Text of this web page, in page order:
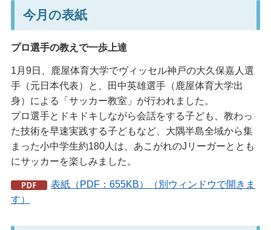
今月の表紙
プロ選手の教えで一歩上達
1月9日、鹿屋体育大学でヴィッセル神戸の大久保嘉人選
手（元日本代表）と、田中英雄選手（鹿屋体育大学出
身）による「サッカー教室」が行われました。
プロ選手とドキドキしながら会話をする子ども、教わっ
た技術を早速実践する子どもなど、大隅半島全域から集
まった小中学生約180人は、あこがれのJリーガーととも
にサッカーを楽しみました。
表紙（PDF：655KB）（別ウィンドウで開きま
す）